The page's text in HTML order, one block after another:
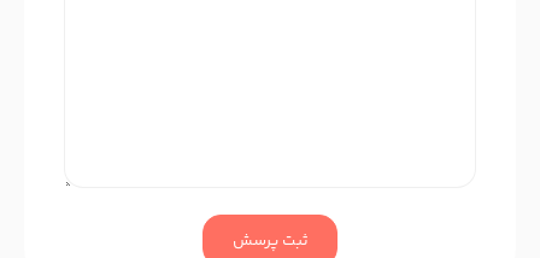
ثبت پرسش